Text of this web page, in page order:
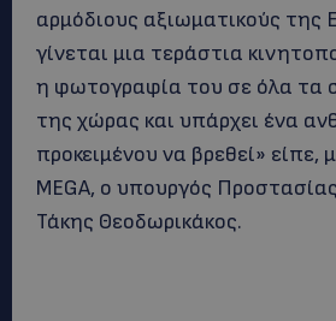
αρμόδιους αξιωματικούς της
γίνεται μια τεράστια
η φωτογραφία του σε όλα τα
της χώρας και υπάρχει ένα
προκειμένου να βρεθεί» είπε,
MEGA, ο υπουργός
Τάκης Θεοδωρικάκος.